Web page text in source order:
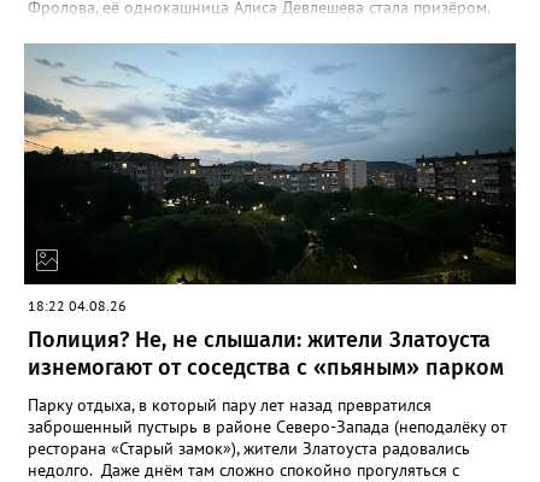
Фролова, её однокашница Алиса Девлешева стала призёром.
федеральном университете с участием Президента Российской
Федерации Владимира Путина, который поздравил участников
с успешным завершением конкурса и отметил значимость
проекта для развития талантливой молодёжи», - сообщили в
Движении Первых Златоуста. Победителей Всероссийского
конкурса «Большая перемена» ждёт многодневное
«Путешествие мечты» на специальном поезде РЖД по
маршруту Москва-Владивосток с остановками на Байкале и
космодроме Байконур, а также в крупных городах по дороге.
18:22 04.08.26
Полиция? Не, не слышали: жители Златоуста
изнемогают от соседства с «пьяным» парком
Парку отдыха, в который пару лет назад превратился
заброшенный пустырь в районе Северо-Запада (неподалёку от
ресторана «Старый замок»), жители Златоуста радовались
недолго. Даже днём там сложно спокойно прогуляться с